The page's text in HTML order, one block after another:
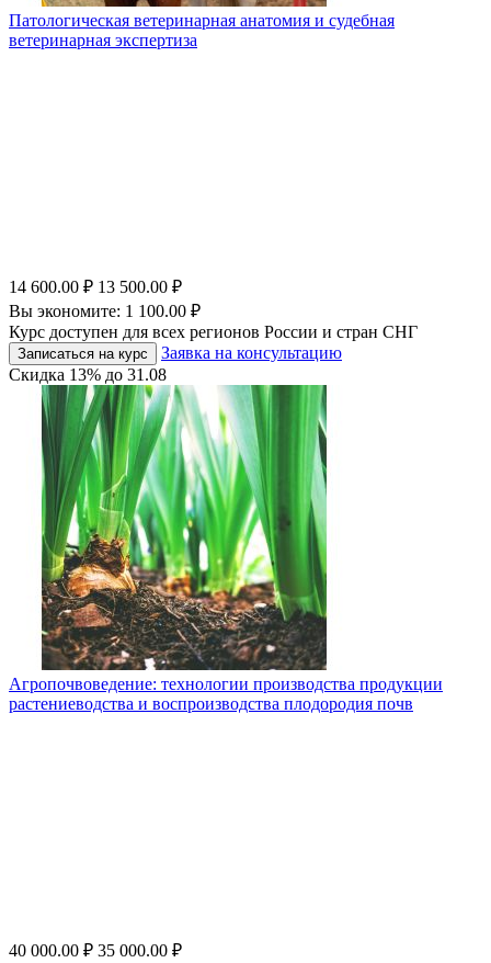
Патологическая ветеринарная анатомия и судебная
ветеринарная экспертиза
14 600.00 ₽ 13 500.00 ₽
Вы экономите: 1 100.00 ₽
Курс доступен для всех регионов России и стран СНГ
Записаться на курс
Заявка на консультацию
Скидка 13% до 31.08
Агропочвоведение: технологии производства продукции
растениеводства и воспроизводства плодородия почв
40 000.00 ₽ 35 000.00 ₽